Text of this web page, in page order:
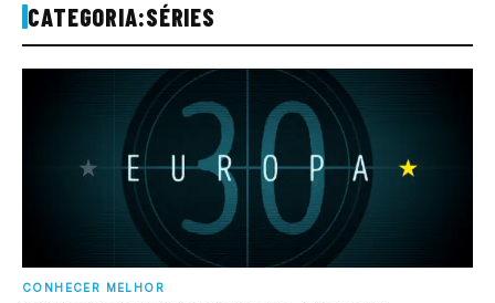
CATEGORIA:SÉRIES
CONHECER MELHOR